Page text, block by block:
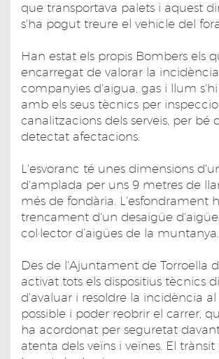
que transportava palets i aquest
s'ha pogut treure el vehicle del
Han estat els propis Bombers els
encarregat de valorar la
companyies d'aigua, gas i llum
amb els seus tècnics per
canalitzacions dels serveis, per bé
detectat afectacions.
L'esvoranc té unes dimensions
d'amplada per uns 9 metres de
més de fondària. L'esfondrament
trencament d'un desaigüe
col·lector d’aigües de la muntanya.
Des de l'Ajuntament de Torroella
activat tots els dispositius tècnics
d'avaluar i resoldre la incidència
possible i poder reobrir el carrer,
ha acordonat per seguretat
atenta dels veïns i veïnes. El